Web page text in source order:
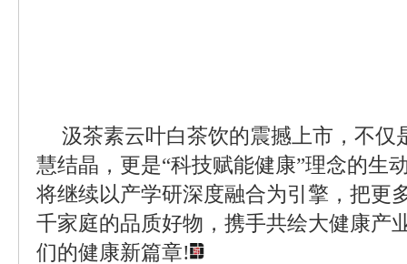
汲茶素云叶白茶饮的震撼上市，不仅
慧结晶，更是“科技赋能健康”理念的生
将继续以产学研深度融合为引擎，把更
千家庭的品质好物，携手共绘大健康产
们的健康新篇章!